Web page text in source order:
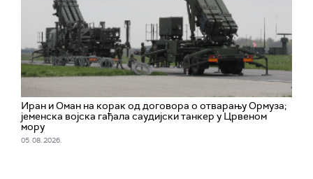
Иран и Оман на корак од договора о отварању Ормуза;
jеменска војска гађала саудијски танкер у Црвеном
мору
05. 08. 2026.